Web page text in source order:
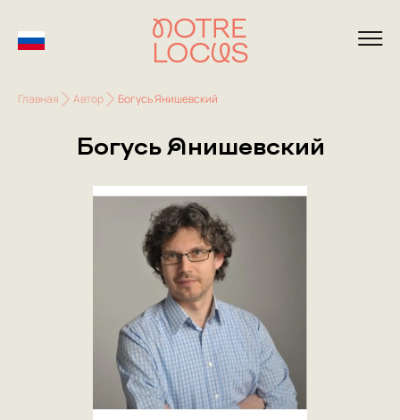
Главная Автор Богусь Янишевский
Богусь Янишевский